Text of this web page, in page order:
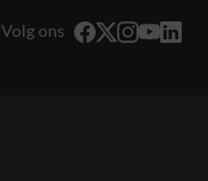
Volg ons